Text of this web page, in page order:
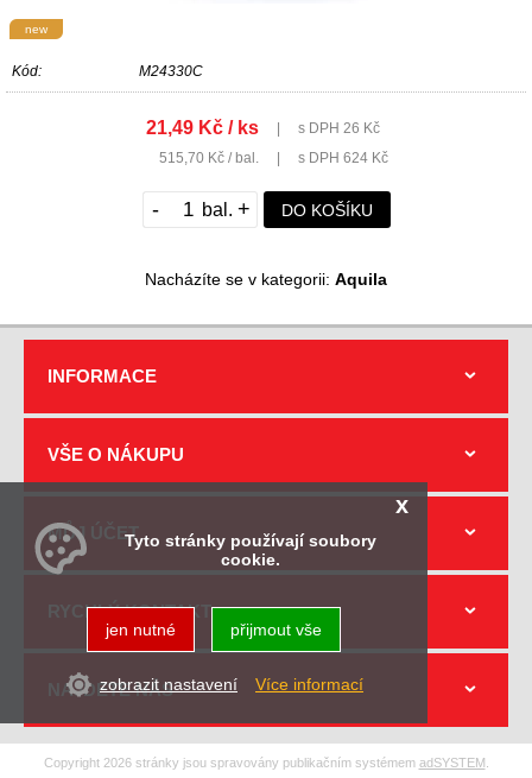
new
Kód: M24330C
21,49 Kč / ks
s DPH 26 Kč
515,70 Kč / bal.
s DPH 624 Kč
- + DO KOŠÍKU
Nacházíte se v kategorii: Aquila
INFORMACE
VŠE O NÁKUPU
MŮJ ÚČET
RYCHLÝ KONTAKT
NAJDETE NÁS
x
Tyto stránky používají soubory
cookie.
jen nutné přijmout vše
zobrazit nastavení Více informací
Copyright 2026 stránky jsou spravovány publikačním systémem adSYSTEM